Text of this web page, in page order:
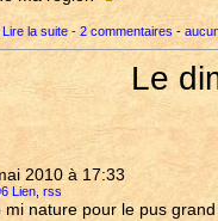
Lire la suite - 2 commentaires -
Le
2010 à 17:33
Lien rss
nature pour le pus